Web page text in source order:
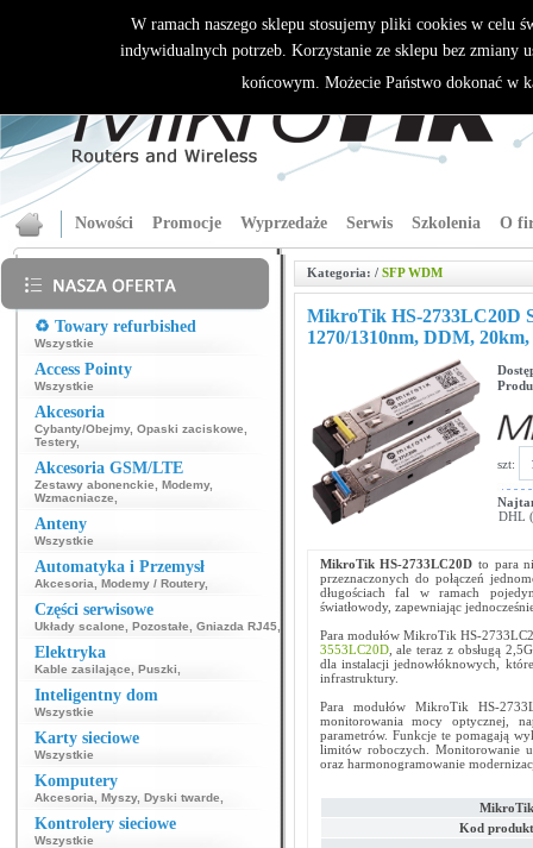
Nowości Promocje Wyprzedaże Serwis Szkolenia O
♻️ Towary refurbished
Wszystkie
Access Pointy
Wszystkie
Akcesoria
Cybanty/Obejmy, Opaski zaciskowe
Testery,
Akcesoria GSM/LTE
Zestawy abonenckie Modemy,
Wzmacniacze
Anteny
Wszystkie
Automatyka i Przemysł
Akcesoria Modemy / Routery,
Części serwisowe
Układy scalone Pozostałe Gniazda RJ45
Elektryka
Kable zasilające Puszki
Inteligentny dom
Wszystkie
Karty sieciowe
Wszystkie
Komputery
Akcesoria Myszy, Dyski twarde
Kontrolery sieciowe
Wszystkie
Kategoria: / SFP WDM
MikroTik HS-2733LC20D
1270/1310nm, DDM,
szt:
DHL
MikroTik HS-2733LC20D to para
przeznaczonych do połączeń
długościach fal w ramach
światłowody, zapewniając
Para modułów MikroTik HS-
3553LC20D, ale teraz z obsługą
dla instalacji jednowłóknowych,
infrastruktury.
Para modułów MikroTik HS-
monitorowania mocy optycznej,
parametrów. Funkcje te pomagają
limitów roboczych. Monitorowanie
oraz harmonogramowanie
Kod
W ramach naszego sklepu stosujemy pliki cookies w celu
indywidualnych potrzeb. Korzystanie ze sklepu bez zmiany
końcowym. Możecie Państwo dokonać w